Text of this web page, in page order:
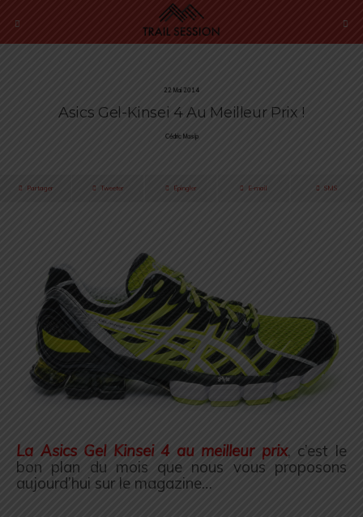
22 Mai 2014
Asics Gel-Kinsei 4 Au Meilleur Prix !
Cédric Masip
Partager Tweeter Épingler E-mail SMS
La Asics Gel Kinsei 4 au meilleur prix, c’est le
bon plan du mois que nous vous proposons
aujourd’hui sur le magazine…